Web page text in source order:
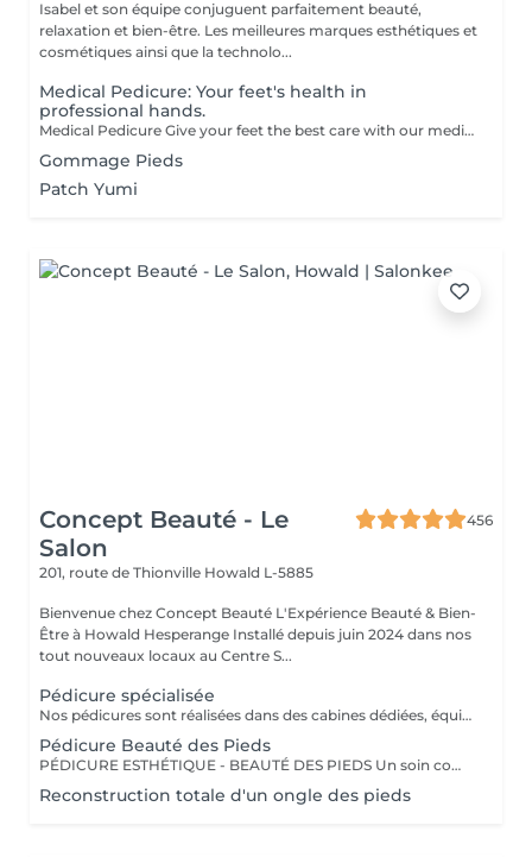
Isabel et son équipe conjuguent parfaitement beauté,
relaxation et bien-être. Les meilleures marques esthétiques et
cosmétiques ainsi que la technolo...
Medical Pedicure: Your feet's health in
professional hands.
Medical Pedicure Give your feet the best care with our medical pedicurea true rejuvenation treatment. Unlike aesthetic pedicures, which focus on appearance, medical pedicures treat and prevent conditions such as calluses, corns, and ingrown toenails. Our Specialized Treatments: Foot Bath: Soothing and softening to facilitate further care. Nail and Cuticle Care: Trimming, filing, and cuticle treatment to prevent infections and ingrown nails. Callus Removal: Specialized techniques for smooth, pain-free skin. Exfoliation: Gentle scrubbing to remove dead skin cells. Massage: Enhances circulation and relieves tension. Hydrating Mask: Deeply nourishes for soft, supple feet. Why Choose a Medical Pedicure Foot Health: Treats health issues and prevents complications. Comfort and Relaxation: Combines care and relaxation for a pleasant experience. Prevention: Avoids future problems and improves your quality of life. Professional Expertise: Personalized care by certified beauticians. Your feet will thank you, and you'll leave with a sensation of lightness and freshness.
Gommage Pieds
Patch Yumi
Concept Beauté - Le
Salon
456
201, route de Thionville Howald L-5885
Bienvenue chez Concept Beauté L'Expérience Beauté & Bien-
Être à Howald Hesperange Installé depuis juin 2024 dans nos
tout nouveaux locaux au Centre S...
Pédicure spécialisée
Nos pédicures sont réalisées dans des cabines dédiées, équipées de fauteuils Pedi Spa avec bain de pieds intégré, pour une expérience alliant détente et expertise. Nous utilisons les produits spécifiques de la toute nouvelle gamme pieds de ProNails, formulée pour nourrir, réparer et protéger vos pieds en profondeur. PÉDICURE COMPLÈTE L'Expertise d'un Soin Médicalisé Notre pédicure complète, idéale pour celles et ceux qui souhaitent un soin approfondi des pieds. Ce soin est recommandé en cas de callosités, cors, durillons ou ongles épaissis. Ce soin expert comprend : Soins des ongles et cuticules Traitement des callosités, cors et durillons Lissage et hydratation intense pour retrouver des pieds doux et confortables Massage relaxant et apaisant pour stimuler la circulation Selon vos envies, vous pouvez compléter votre pédicure avec : Pose vernis Longwear Pour une touche de couleur élégante Vernis semi-permanent Tenue parfaite Soin Spa Complet des Pieds Exfoliation, masque nourrissant et massage profond pour une détente absolue Offrez à vos pieds un soin sur-mesure, réalisé par nos professionnelles expertes ! Un soin idéal pour retrouver confort et légèreté, tout en préservant la santé de vos pieds !
Pédicure Beauté des Pieds
PÉDICURE ESTHÉTIQUE - BEAUTÉ DES PIEDS Un soin complet pour des pieds soignés et sublimés, idéal pour une mise en beauté régulière. Ce soin comprend : Limage et mise en forme des ongles Soins des cuticules et hydratation Exfoliation pour des pieds tout doux Pose de vernis classique ou semi-permanent (en option) Parfait pour garder des pieds élégants toute l'année ! Un soin idéal pour retrouver confort et légèreté, tout en préservant la santé de vos pieds ! OPTIONS À LA CARTE Personnalisez votre soin ! Selon vos envies, vous pouvez compléter votre pédicure avec : Pose de vernis Longwear Pour une touche de couleur élégante Vernis semi-permanent Tenue parfaite jusqu'à 3 semaines Soin Spa Complet des Pieds Exfoliation, masque nourrissant et massage profond pour une détente absolue Profitez d'un véritable rituel de soins des pieds dans un cadre relaxant et confortable, grâce à nos fauteuils Pedi Spa et aux produits de pointe de ProNails !
Reconstruction totale d'un ongle des pieds